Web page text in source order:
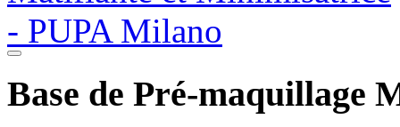
Base de Pré-maquillage